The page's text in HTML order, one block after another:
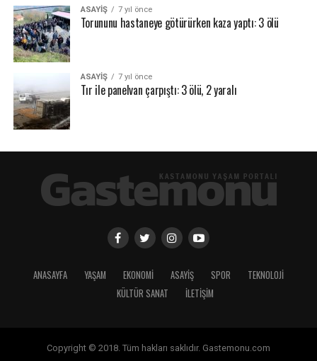
ASAYİŞ 7 yıl önce
Torununu hastaneye götürürken kaza yaptı: 3 ölü
ASAYİŞ 7 yıl önce
Tır ile panelvan çarpıştı: 3 ölü, 2 yaralı
ANASAYFA YAŞAM EKONOMİ ASAYİŞ SPOR
TEKNOLOJİ
KÜLTÜR SANAT
İLETİŞİM
Copyright © 2018. Tüm hakları saklıdır. Gastemonu.com